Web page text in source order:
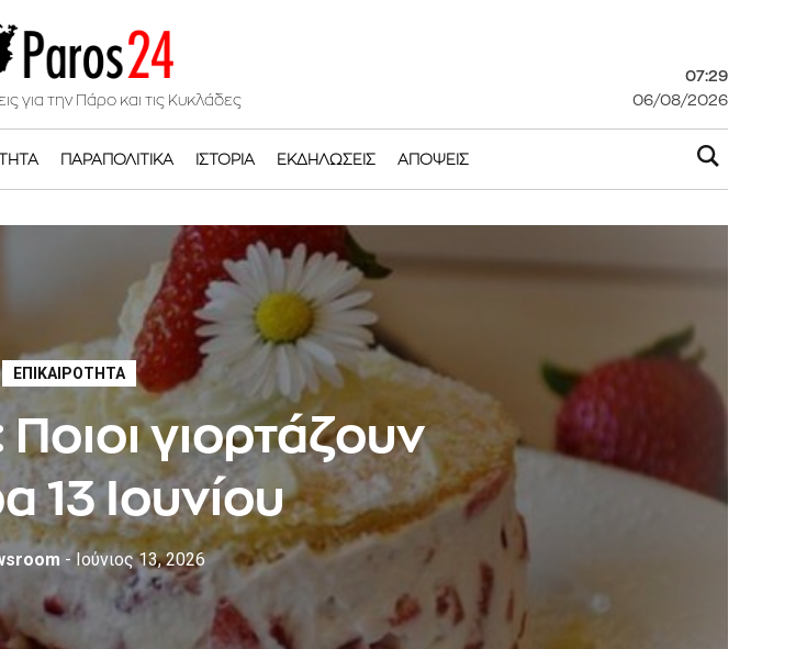
για την Πάρο και τις Κυκλάδες
07:29
06/08/2026
ΠΑΡΑΠΟΛΙΤΙΚΆ ΙΣΤΟΡΊΑ ΕΚΔΗΛΏΣΕΙΣ ΑΠΌΨΕΙΣ
ΕΠΙΚΑΙΡΌΤΗΤΑ
γιορτάζουν
13 Ιουνίου
- Ιούνιος 13, 2026